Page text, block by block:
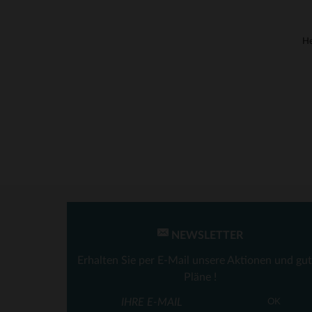
NEWSLETTER
Erhalten Sie per E-Mail unsere Aktionen und
Pläne !
OK